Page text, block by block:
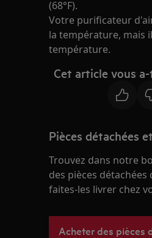
(68°F).
Votre purificateur
la température, mais
température.
Cet article vous
Pièces détachées
Trouvez dans notre
des pièces détachées
faites-les livrer chez
Acheter des pièces